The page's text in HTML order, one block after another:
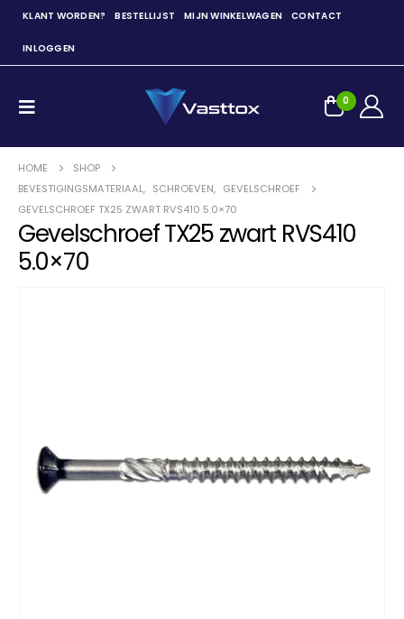
KLANT WORDEN? BESTELLIJST MIJN WINKELWAGEN CONTACT
INLOGGEN
0
HOME
SHOP
BEVESTIGINGSMATERIAAL, SCHROEVEN, GEVELSCHROEF
GEVELSCHROEF TX25 ZWART RVS410 5.0×70
Gevelschroef TX25 zwart RVS410
5.0×70